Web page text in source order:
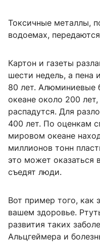
Токсичные металлы,
водоемах,
Картон и газеты
шести недель, а пена
80 лет. Алюминиевые
океане около 200
распадутся. Для
400 лет. По оценкам
мировом океане
миллионов тонн
это может оказаться
съедят люди.
Вот пример того, как
вашем здоровье.
развития таких
Альцгеймера и